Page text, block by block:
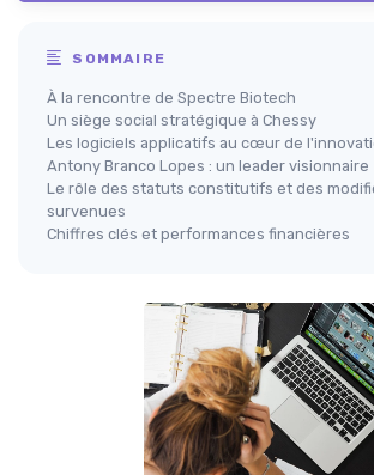
SOMMAIRE
À la rencontre de Spectre Biotech
Un siège social stratégique à Chessy
Les logiciels applicatifs au cœur de
Antony Branco Lopes : un leader visionnaire
Le rôle des statuts constitutifs et des
survenues
Chiffres clés et performances financières